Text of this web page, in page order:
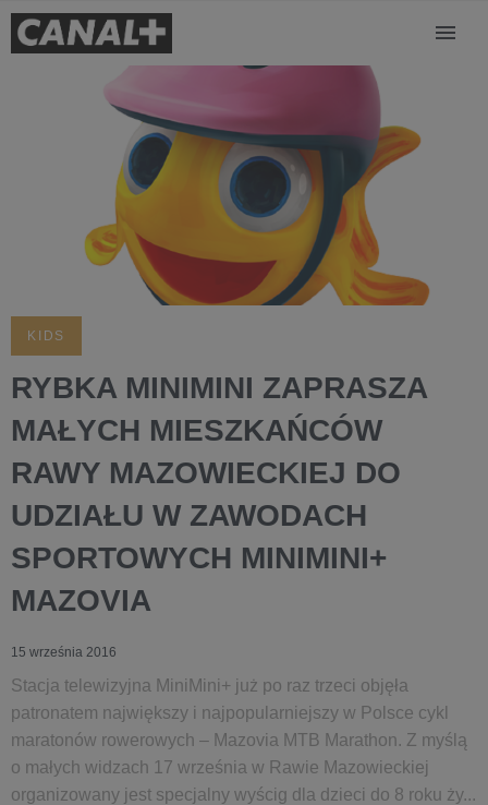
KIDS
RYBKA MINIMINI ZAPRASZA
MAŁYCH MIESZKAŃCÓW
RAWY MAZOWIECKIEJ DO
UDZIAŁU W ZAWODACH
SPORTOWYCH MINIMINI+
MAZOVIA
15 września 2016
Stacja telewizyjna MiniMini+ już po raz trzeci objęła
patronatem największy i najpopularniejszy w Polsce cykl
maratonów rowerowych – Mazovia MTB Marathon. Z myślą
o małych widzach 17 września w Rawie Mazowieckiej
organizowany jest specjalny wyścig dla dzieci do 8 roku ży...